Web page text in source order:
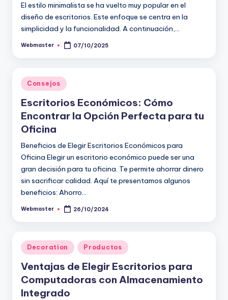
El estilo minimalista se ha vuelto muy popular en el
diseño de escritorios. Este enfoque se centra en la
simplicidad y la funcionalidad. A continuación,…
Publicado
Webmaster 07/10/2025
Publicado
en
Consejos
Escritorios Económicos: Cómo
Encontrar la Opción Perfecta para tu
Oficina
Beneficios de Elegir Escritorios Económicos para
Oficina Elegir un escritorio económico puede ser una
gran decisión para tu oficina. Te permite ahorrar dinero
sin sacrificar calidad. Aquí te presentamos algunos
beneficios: Ahorro…
Publicado
Webmaster 26/10/2024
Publicado
en
Decoration Productos
Ventajas de Elegir Escritorios para
Computadoras con Almacenamiento
Integrado